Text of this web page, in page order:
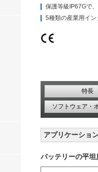
保護等級IP67Gで
5種類の産業⽤イ
特長
ソフトウェア・
アプリケーショ
バッテリーの平坦